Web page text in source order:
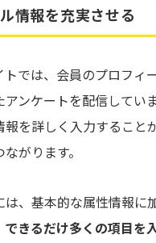
情報を充実させる
では、会員のプロフィ
ンケートを配信してい
報を詳しく入力すること
がります。
は、基本的な属性情報に
できるだけ多くの項目を